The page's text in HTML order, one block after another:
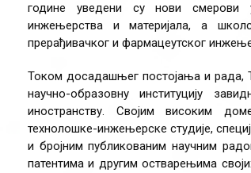
године уведени су нови смерови у
инжењерства и материјала, а
прерађивачког и фармацеутског
Током досадашњег постојања и рада,
научно-образовну институцију
иностранству. Својим високим
технолошке-инжењерске студије,
и бројним публикованим научним
патентима и другим остварењима